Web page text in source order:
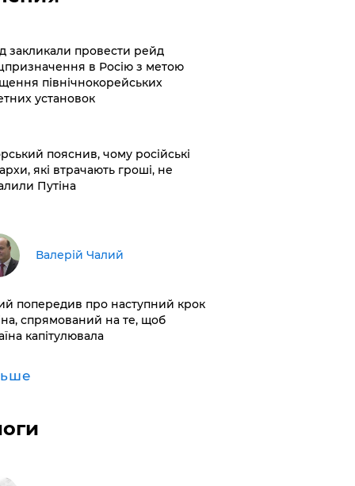
закликали провести рейд
в Росію з метою
північнокорейських
установок
пояснив, чому російські
які втрачають гроші, не
Путіна
Валерій Чалий
попередив про наступний крок
спрямований на те, щоб
капітулювала